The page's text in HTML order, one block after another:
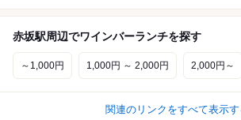
赤坂駅周辺でワインバーランチを探す
～1,000円 1,000円 ～ 2,000円 2,000円～
関連のリンクをすべて表示す